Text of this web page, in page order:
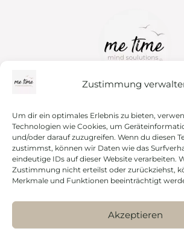
Zustimmung
Um dir ein optimales Erlebnis zu bieten,
Technologien wie Cookies, um
und/oder darauf zuzugreifen. Wenn du diesen
zustimmst, können wir Daten wie das
eindeutige IDs auf dieser Website verarbeiten.
Zustimmung nicht erteilst oder zurückziehst,
Merkmale und Funktionen beeinträchtigt
Akzeptieren
FAQs
Bewirb dich
Proven Expert
Kontakt
Instagram
Disclaimer
Bitte beachte,
behandlung kein
Behandlungen
Sitzung wird ein
Coaching
auf einer